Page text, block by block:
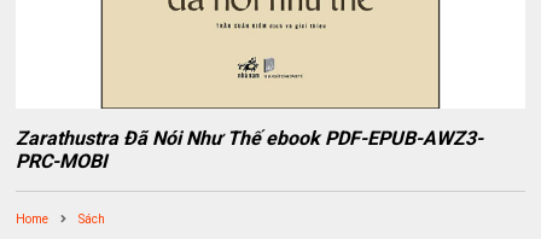
Zarathustra Đã Nói Như Thế ebook PDF-EPUB-AWZ3-
PRC-MOBI
Home Sách